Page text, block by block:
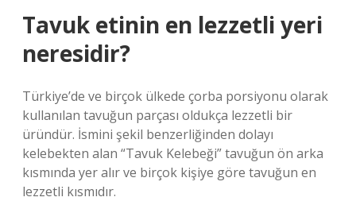
Tavuk etinin en lezzetli yeri
neresidir?
Türkiye’de ve birçok ülkede çorba porsiyonu olarak
kullanılan tavuğun parçası oldukça lezzetli bir
üründür. İsmini şekil benzerliğinden dolayı
kelebekten alan “Tavuk Kelebeği” tavuğun ön arka
kısmında yer alır ve birçok kişiye göre tavuğun en
lezzetli kısmıdır.